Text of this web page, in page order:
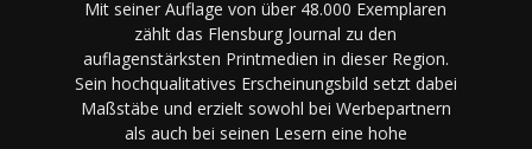
Mit seiner Auflage von über 48.000 Exemplaren
zählt das Flensburg Journal zu den
auflagenstärksten Printmedien in dieser Region.
Sein hochqualitatives Erscheinungsbild setzt dabei
Maßstäbe und erzielt sowohl bei Werbepartnern
als auch bei seinen Lesern eine hohe